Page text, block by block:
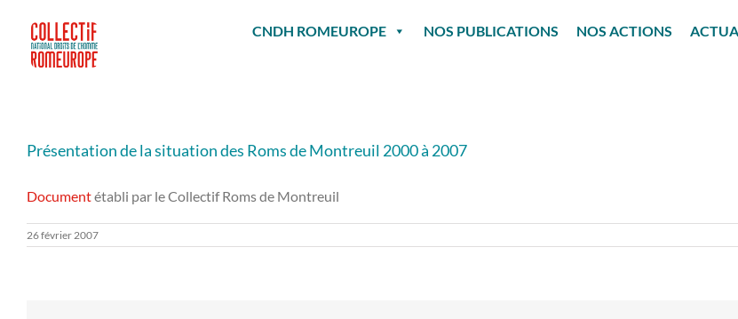
contenu
CNDH ROMEUROPE NOS PUBLICATIONS NOS ACTIONS
Présentation de la situation des Roms de Montreuil 2000 à 2007
Documentétabli par le Collectif Roms de Montreuil
26 février 2007